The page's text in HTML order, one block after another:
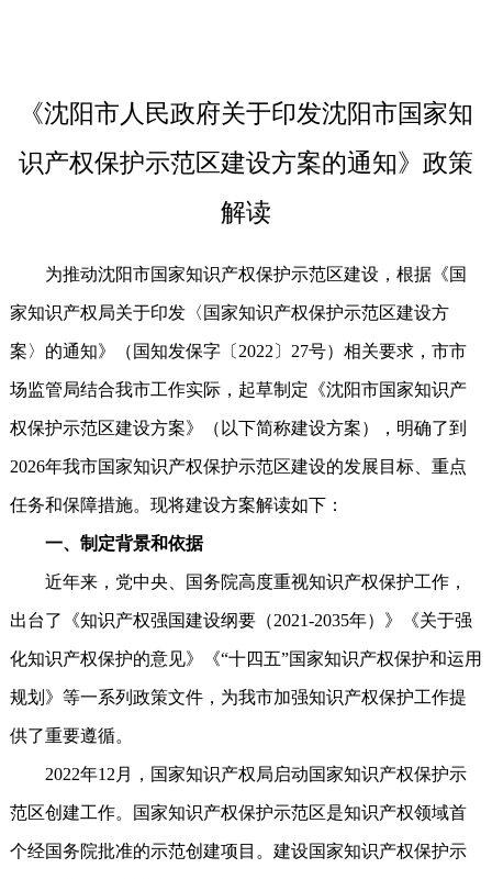
《沈阳市人民政府关于印发沈阳市国家知
识产权保护示范区建设方案的通知》政策
解读
为推动沈阳市国家知识产权保护示范区建设，根据《国
家知识产权局关于印发〈国家知识产权保护示范区建设方
案〉的通知》（国知发保字〔2022〕27号）相关要求，市市
场监管局结合我市工作实际，起草制定《沈阳市国家知识产
权保护示范区建设方案》（以下简称建设方案），明确了到
2026年我市国家知识产权保护示范区建设的发展目标、重点
任务和保障措施。现将建设方案解读如下：
一、制定背景和依据
近年来，党中央、国务院高度重视知识产权保护工作，
出台了《知识产权强国建设纲要（2021-2035年）》《关于强
化知识产权保护的意见》《“十四五”国家知识产权保护和运用
规划》等一系列政策文件，为我市加强知识产权保护工作提
供了重要遵循。
2022年12月，国家知识产权局启动国家知识产权保护示
范区创建工作。国家知识产权保护示范区是知识产权领域首
个经国务院批准的示范创建项目。建设国家知识产权保护示